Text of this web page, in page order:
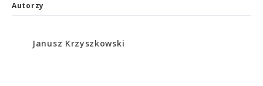
Autorzy
Janusz Krzyszkowski